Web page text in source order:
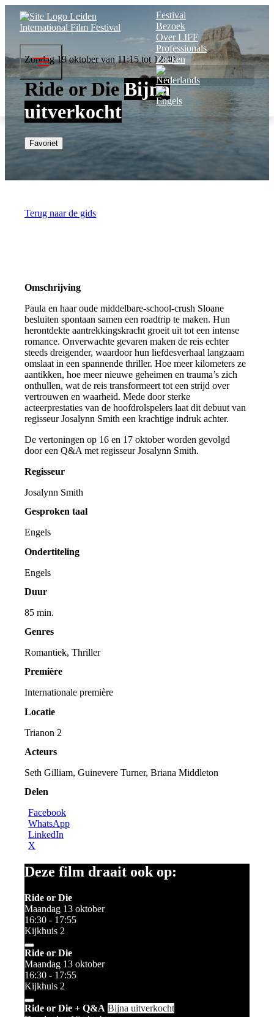
Festival
Bezoek
Over LIFF
Professionals
Zoeken
Zondag 19 oktober van 11:15 tot 12:40
Ride or Die Bijna
uitverkocht
Favoriet
Terug naar de gids
Omschrijving
Paula en haar oude middelbare-school-crush Sloane
besluiten spontaan samen een roadtrip te maken. Hun
herontdekte aantrekkingskracht groeit uit tot een intense
romance. Onverwachte gevaren maken de reis echter
steeds dreigender, waardoor hun liefdesverhaal langzaam
omslaat in een spannende thriller. Hoe meer kilometers ze
aantikken, hoe meer nieuwe geheimen en trauma’s zich
onthullen, wat de reis transformeert tot een strijd over
vertrouwen en waarheid. Mede door sterke
acteerprestaties van de hoofdrolspelers laat dit debuut van
regisseur Josalynn Smith een krachtige indruk achter.
De vertoningen op 16 en 17 oktober worden gevolgd
door een Q&A met regisseur Josalynn Smith.
Regisseur
Josalynn Smith
Gesproken taal
Engels
Ondertiteling
Engels
Duur
85 min.
Genres
Romantiek, Thriller
Première
Internationale première
Locatie
Trianon 2
Acteurs
Seth Gilliam, Guinevere Turner, Briana Middleton
Delen
Facebook
WhatsApp
LinkedIn
X
Deze film draait ook op:
Ride or Die
Maandag 13 oktober
16:30 - 17:55
Kijkhuis 2
Ride or Die
Maandag 13 oktober
16:30 - 17:55
Kijkhuis 2
Ride or Die + Q&A Bijna uitverkocht